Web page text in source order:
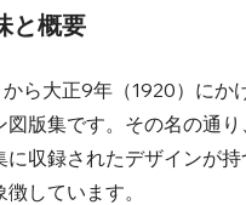
と概要
から大正9年（1920）に
版集です。その名の通
収録されたデザインが
しています。